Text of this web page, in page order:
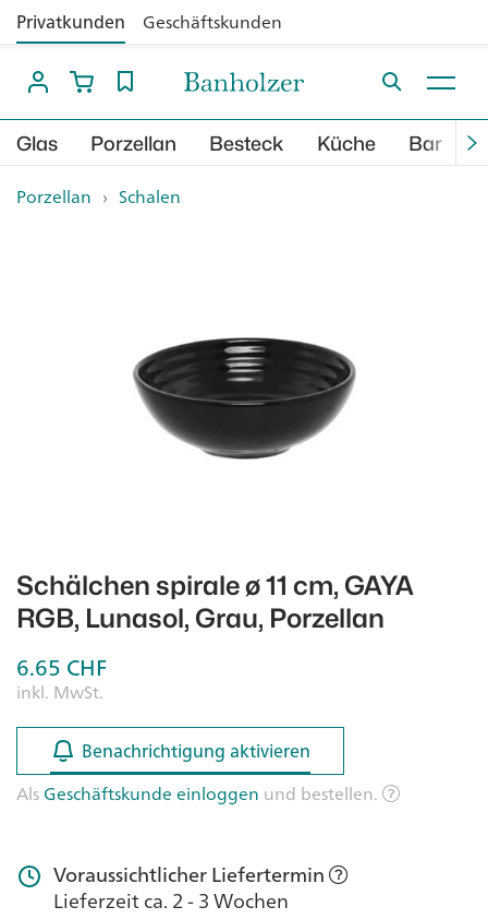
Privatkunden Geschäftskunden
Glas Porzellan Besteck Küche Bar
Porzellan › Schalen
Schälchen spirale ø 11 cm, GAYA
RGB, Lunasol, Grau, Porzellan
6.65 CHF
inkl. MwSt.
Benachrichtigung aktivieren
Benachrichtigung aktivieren
AlsGeschäftskunde einloggen und bestellen.
Voraussichtlicher Liefertermin
Lieferzeit ca. 2 - 3 Wochen